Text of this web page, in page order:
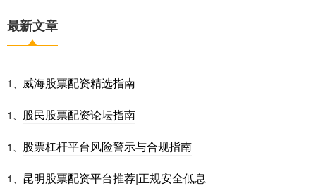
最新文章
1、 威海股票配资精选指南
1、 股民股票配资论坛指南
1、 股票杠杆平台风险警示与合规指南
1、 昆明股票配资平台推荐|正规安全低息